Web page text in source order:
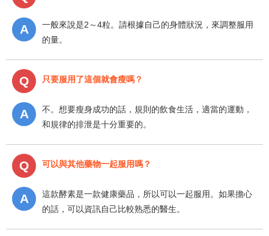
一般來說是2～4粒。請根據自己的身體狀況，來調整服用
的量。
只要服用了這個就會瘦嗎？
不。想要瘦身成功的話，規則的飲食生活，適當的運動，
和規律的排泄是十分重要的。
可以與其他藥物一起服用嗎？
這款酵素是一款健康藥品，所以可以一起服用。如果擔心
的話，可以資訊自己比較熟悉的醫生。